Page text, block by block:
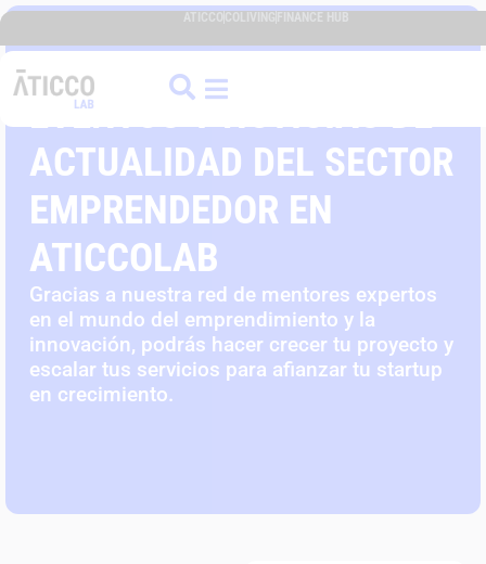
ATICCO COLIVING FINANCE HUB
EVENTOS Y NOTICIAS DE
ACTUALIDAD DEL SECTOR
EMPRENDEDOR EN
ATICCOLAB
Gracias a nuestra red de mentores expertos
en el mundo del emprendimiento y la
innovación, podrás hacer crecer tu proyecto y
escalar tus servicios para afianzar tu startup
en crecimiento.